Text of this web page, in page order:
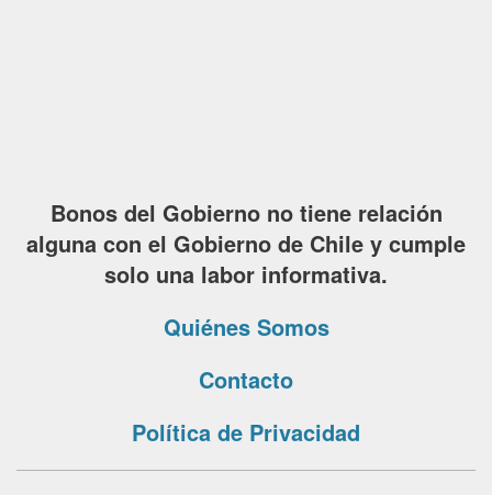
Bonos del Gobierno no tiene relación
alguna con el Gobierno de Chile y cumple
solo una labor informativa.
Quiénes Somos
Contacto
Política de Privacidad